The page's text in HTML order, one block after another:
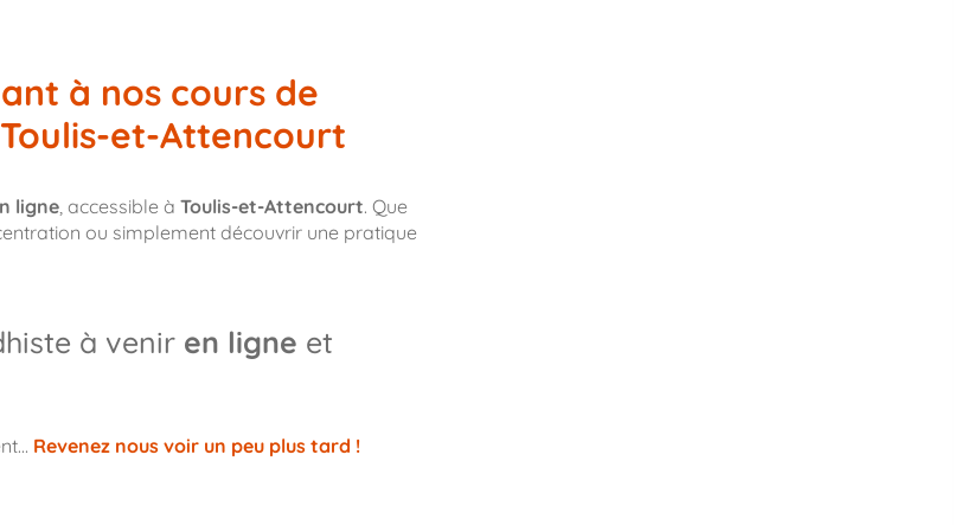
à nos cours de
et-Attencourt
ligne, accessible à Toulis-et-Attencourt. Que
ou simplement découvrir une pratique
à venir en ligne et
Revenez nous voir un peu plus tard !